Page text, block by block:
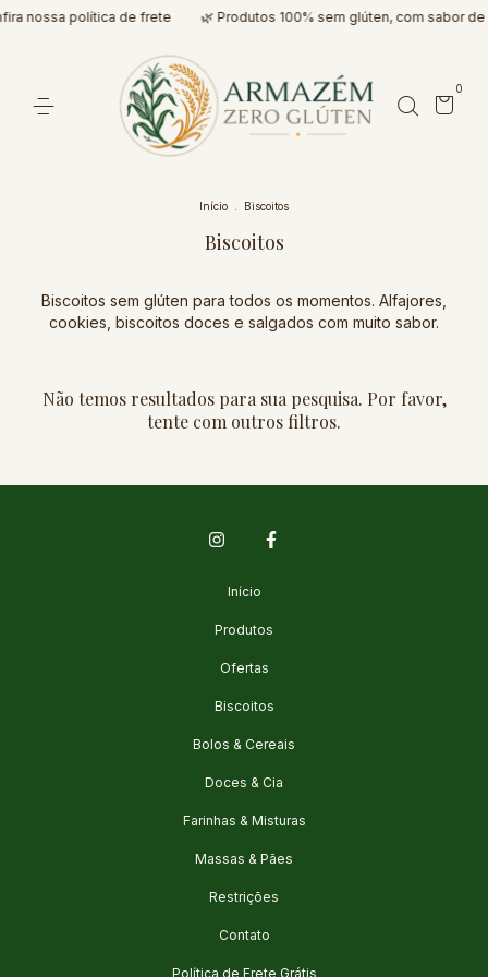
nossa política de frete 🌿 Produtos 100% sem glúten, com sabor de
0
Início . Biscoitos
Biscoitos
Biscoitos sem glúten para todos os momentos. Alfajores,
cookies, biscoitos doces e salgados com muito sabor.
Não temos resultados para sua pesquisa. Por favor,
tente com outros filtros.
Início
Produtos
Ofertas
Biscoitos
Bolos & Cereais
Doces & Cia
Farinhas & Misturas
Massas & Pães
Restrições
Contato
Política de Frete Grátis